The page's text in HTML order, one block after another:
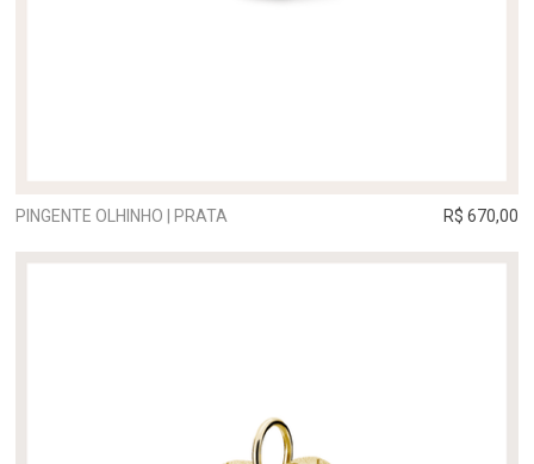
PINGENTE OLHINHO | PRATA R$ 670,00